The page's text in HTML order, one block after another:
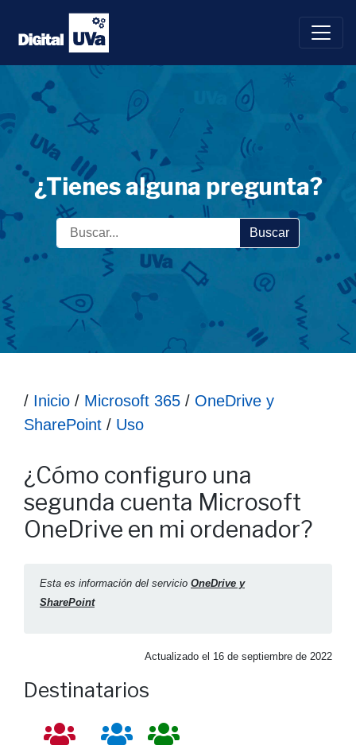
Saltar
contenido
¿Tienes alguna pregunta?
Buscar
Ruta hasta la información
/ Inicio / Microsoft 365 / OneDrive y
SharePoint / Uso
¿Cómo configuro una
segunda cuenta Microsoft
OneDrive en mi ordenador?
Esta es información del servicio OneDrive y
SharePoint
Actualizado el 16 de septiembre de 2022
Destinatarios